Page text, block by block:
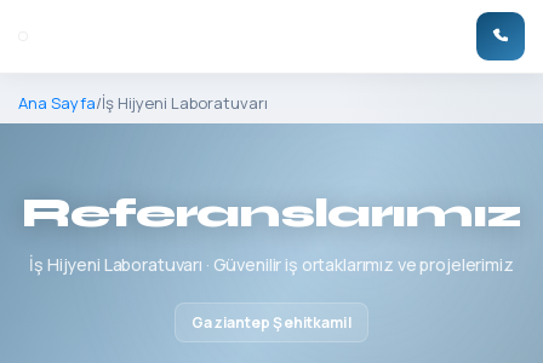
Ana Sayfa/İş Hijyeni Laboratuvarı
Referanslarımız
İş Hijyeni Laboratuvarı · Güvenilir iş ortaklarımız ve projelerimiz
Gaziantep Şehitkamil